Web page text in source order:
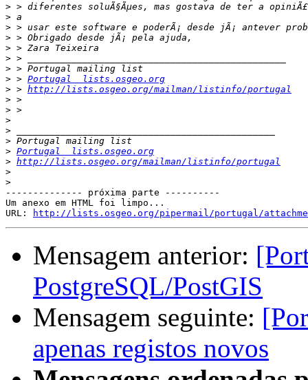
>
>
>
>
>
>
>
> > Portugal  lists.osgeo.org
> > http://lists.osgeo.org/mailman/listinfo/portugal
>
>
>
>
>
> Portugal  lists.osgeo.org
> http://lists.osgeo.org/mailman/listinfo/portugal
>
>
-------------- próxima parte ----------
Um anexo em HTML foi limpo...
URL:
http://lists.osgeo.org/pipermail/portugal/
Mensagem anterior:
PostgreSQL/PostGIS
Mensagem seguinte:
apenas registos novos